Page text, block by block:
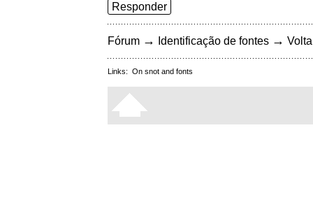
Responder
Fórum → Identificação de fontes →
Links: On snot and fonts